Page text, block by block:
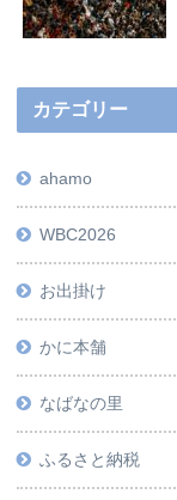
カテゴリー
ahamo
WBC2026
お出掛け
かに本舗
なばなの里
ふるさと納税